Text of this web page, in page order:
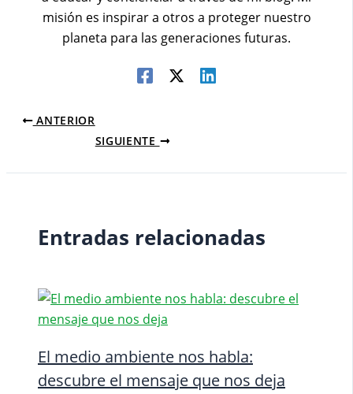
misión es inspirar a otros a proteger nuestro
planeta para las generaciones futuras.
ANTERIOR
SIGUIENTE
Entradas relacionadas
El medio ambiente nos habla:
descubre el mensaje que nos deja